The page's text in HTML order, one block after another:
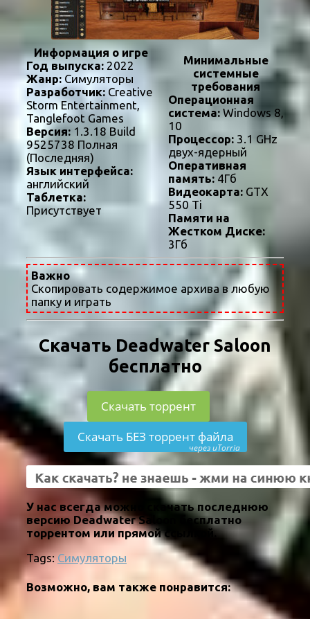
Информация о игре
Год выпуска: 2022
Жанр: Симуляторы
Разработчик: Creative
Storm Entertainment,
Tanglefoot Games
Версия: 1.3.18 Build
9525738 Полная
(Последняя)
Язык интерфейса:
английский
Таблетка:
Присутствует
Минимальные
системные
требования
Операционная
система:Windows 8,
10
Процессор:3.1 GHz
двух-ядерный
Оперативная
память:4Гб
Видеокарта:GTX
550 Ti
Памяти на
Жестком Диске:
3Гб
Важно
Скопировать содержимое архива в любую
папку и играть
Скачать Deadwater Saloon
бесплатно
Скачать торрент
Скачать БЕЗ торрент файла
через uTorria
У нас всегда можно скачать последнюю
версию Deadwater Saloon бесплатно
торрентом или прямой ссылкой.
Tags: Симуляторы
Возможно, вам также понравится: